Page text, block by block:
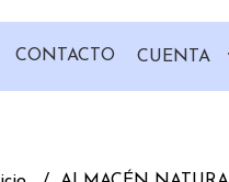
CONTACTO CUENTA